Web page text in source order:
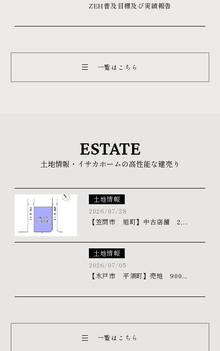
ZEH普及目標及び実績報告
一覧はこちら
ESTATE
土地情報・イサカホームの高性能な建売り
土地情報
2026/07/28
【笠間市 旭町】中古店舗 2,...
土地情報
2026/07/05
【水戸市 平須町】売地 900...
一覧はこちら